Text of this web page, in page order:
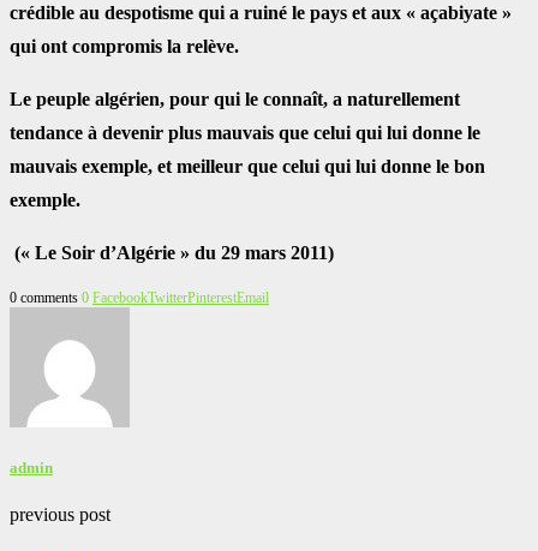
crédible au despotisme qui a ruiné le pays et aux « açabiyate »
qui ont compromis la relève.
Le peuple algérien, pour qui le connaît, a naturellement
tendance à devenir plus mauvais que celui qui lui donne le
mauvais exemple, et meilleur que celui qui lui donne le bon
exemple.
(« Le Soir d’Algérie » du 29 mars 2011)
0 comments 0 FacebookTwitterPinterestEmail
admin
previous post